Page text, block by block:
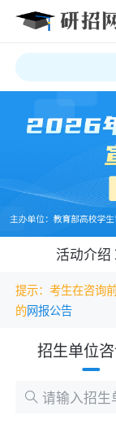
活动介绍
提示：考生在咨询
的网报公告
招生单位